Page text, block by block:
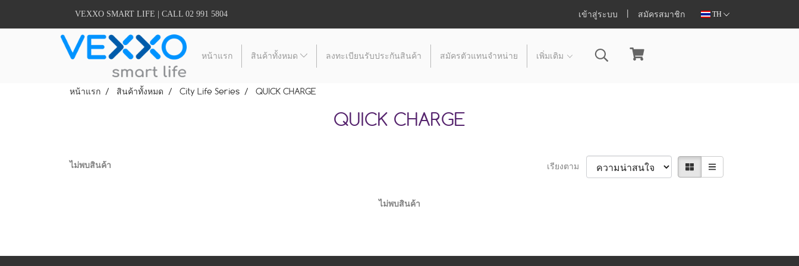
VEXXO SMART LIFE | CALL 02 991 5804 เข้าสู่ระบบ สมัครสมาชิก TH
หน้าแรก สินค้าทั้งหมด ลงทะเบียนรับประกันสินค้า สมัครตัวแทนจำหน่าย เพิ่มเติม
หน้าแรก สินค้าทั้งหมด City Life Series QUICK CHARGE
QUICK CHARGE
ไม่พบสินค้า เรียงตาม
ไม่พบสินค้า